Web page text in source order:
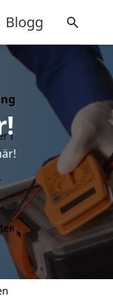
Blogg
i